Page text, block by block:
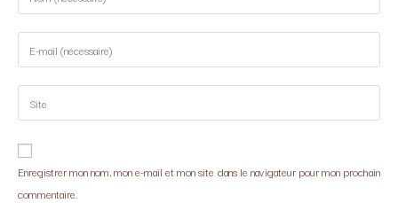
Enregistrer mon nom, mon e-mail et mon site dans le navigateur pour mon prochain
commentaire.